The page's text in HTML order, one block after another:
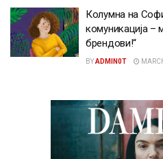
Колумна на
комуникација –
брендови!“
BYADMIN0T